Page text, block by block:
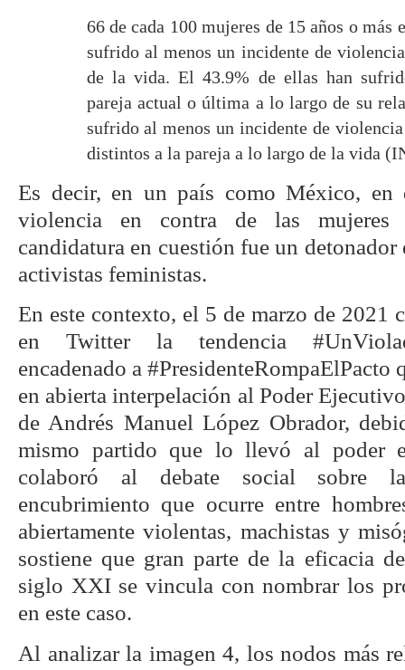
66 de cada 100 mujeres de 15 años o más
sufrido al menos un incidente de
de la vida. El 43.9% de ellas han
pareja actual o última a lo largo de su
sufrido al menos un incidente de
distintos a la pareja a lo largo de la vida
Es decir, en un país como México, en
violencia en contra de las mujeres
candidatura en cuestión fue un
activistas feministas.
En este contexto, el 5 de marzo de 2021
en Twitter la tendencia
encadenado a
en abierta interpelación al Poder
de Andrés Manuel López Obrador,
mismo partido que lo llevó al poder
colaboró al debate social sobre
encubrimiento que ocurre entre
abiertamente violentas, machistas y
sostiene que gran parte de la eficacia
siglo XXI se vincula con nombrar los
en este caso.
Al analizar la imagen 4, los nodos más